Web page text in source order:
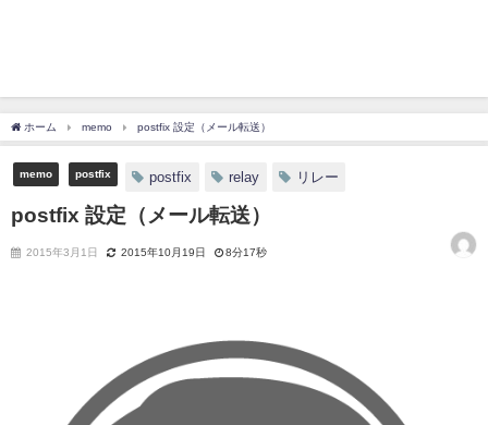
ホーム memo postfix 設定（メール転送）
memo postfix postfix relay リレー
postfix 設定（メール転送）
2015年3月1日 2015年10月19日 8分17秒